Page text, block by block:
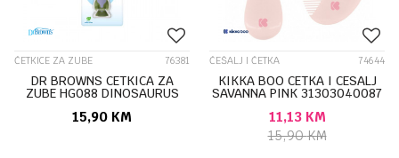
ČETKICE ZA ZUBE 76381
DR BROWNS CETKICA ZA
ZUBE HG088 DINOSAURUS
15,90 KM
ČEŠALJ I ČETKA 74644
KIKKA BOO CETKA I CESALJ
SAVANNA PINK 31303040087
11,13 KM
15,90KM